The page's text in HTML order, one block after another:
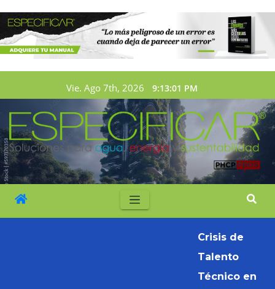
Vie. Ago 7th, 2026 9:13:02 PM
Crisis de
Talento
Técnico en